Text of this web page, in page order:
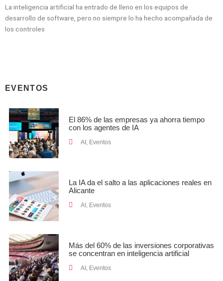
La inteligencia artificial ha entrado de lleno en los equipos de
desarrollo de software, pero no siempre lo ha hecho acompañada de
los controles
EVENTOS
El 86% de las empresas ya ahorra tiempo
con los agentes de IA
AI , Eventos
La IA da el salto a las aplicaciones reales en
Alicante
AI , Eventos
Más del 60% de las inversiones corporativas
se concentran en inteligencia artificial
AI Eventos